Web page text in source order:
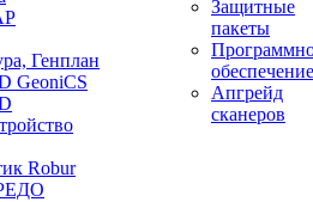
Генплан
GeoniCS
Robur
Защитные
пакеты
обеспечение
Апгрейд
сканеров